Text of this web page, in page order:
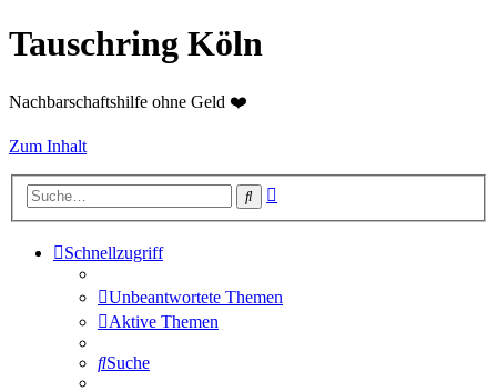
Tauschring Köln
Nachbarschaftshilfe ohne Geld ❤️
Zum Inhalt
Suche
Schnellzugriff
Unbeantwortete Themen
Aktive Themen
Suche